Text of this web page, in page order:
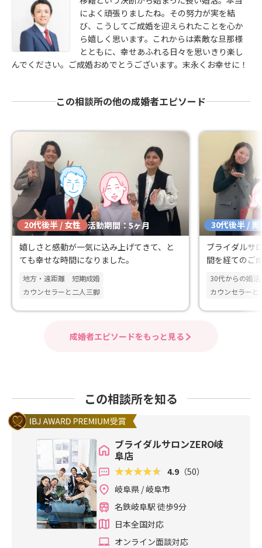
によく頑張りましたね。その努力が実を結
び、こうしてご成婚を迎えられたことを心か
ら嬉しく思います。これからは素敵な旦那様
とともに、幸せあふれる日々を思いきり楽し
んでください。ご成婚おめでとうございます。末永くお幸せに！
この相談所の他の成婚者エピソード
20代後半 / 女性 活動期間：5ヶ月
嬉しさと感動が一気に込み上げてきて、と
ても幸せな時間になりました。
地方・遠距離
短期成婚
カウンセラーと二人三脚
30代後半 / 男
ブライダルサ
間を経てのご
30代からの婚活
カウンセラーと
成婚者エピソードをもっと見る
この相談所を知る
ブライダルサロンZERO岐
阜店
4.9 （50）
岐阜県 / 岐阜市
名鉄岐阜駅 徒歩9分
日本全国対応
オンライン面談対応